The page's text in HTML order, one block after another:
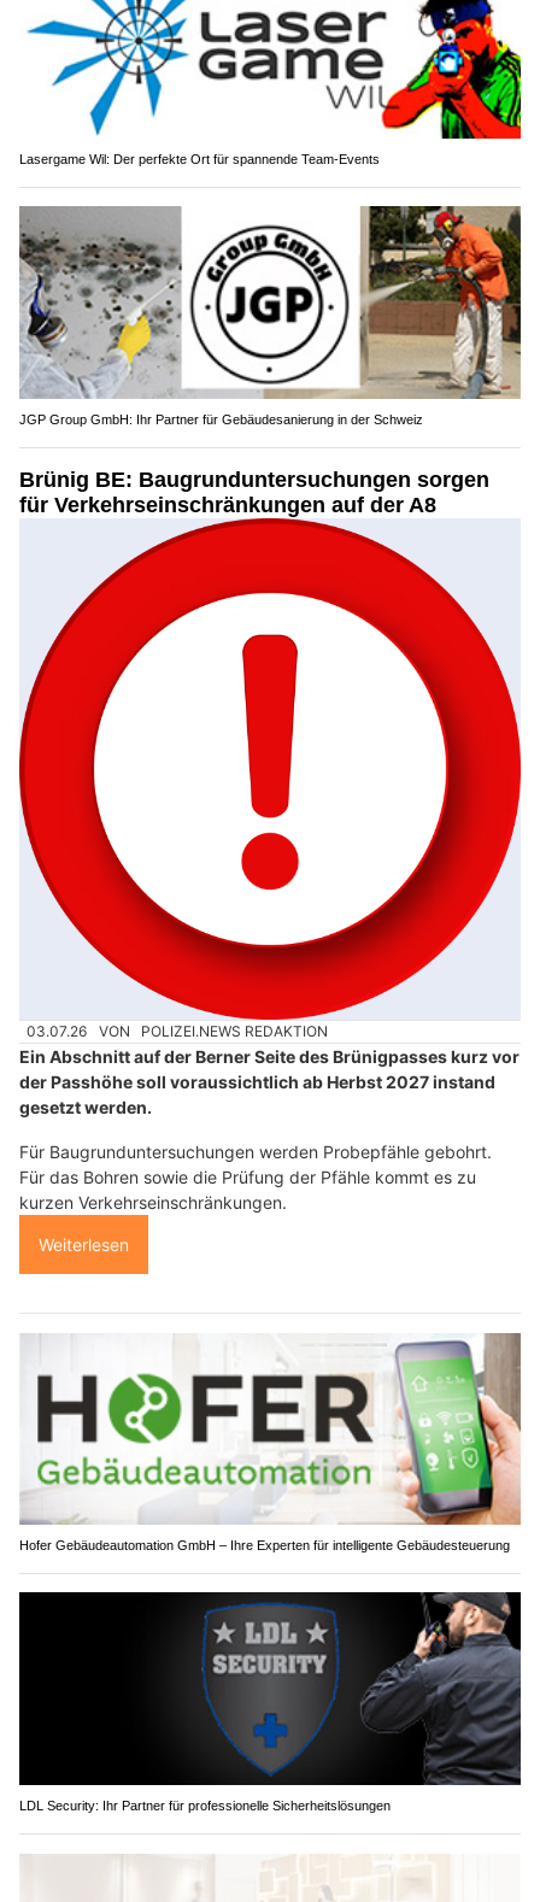
Lasergame Wil: Der perfekte Ort für spannende Team-Events
JGP Group GmbH: Ihr Partner für Gebäudesanierung in der Schweiz
Brünig BE: Baugrunduntersuchungen sorgen
für Verkehrseinschränkungen auf der A8
03.07.26 VON POLIZEI.NEWS REDAKTION
Ein Abschnitt auf der Berner Seite des Brünigpasses kurz vor
der Passhöhe soll voraussichtlich ab Herbst 2027 instand
gesetzt werden.
Für Baugrunduntersuchungen werden Probepfähle gebohrt.
Für das Bohren sowie die Prüfung der Pfähle kommt es zu
kurzen Verkehrseinschränkungen.
Weiterlesen
Hofer Gebäudeautomation GmbH – Ihre Experten für intelligente Gebäudesteuerung
LDL Security: Ihr Partner für professionelle Sicherheitslösungen